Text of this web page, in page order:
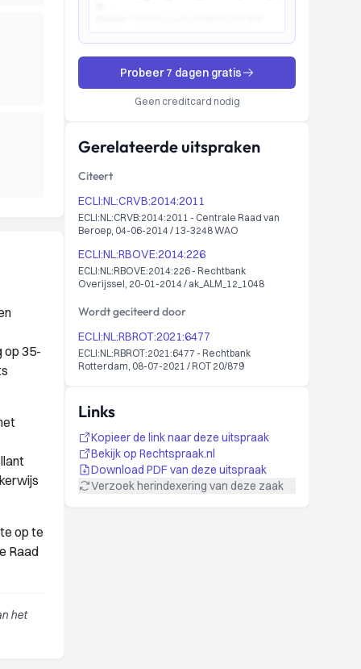
op 35-
op te
Raad
het
Probeer 7 dagen gratis
Geen creditcard nodig
Gerelateerde uitspraken
Citeert
ECLI:NL:CRVB:2014:2011
ECLI:NL:CRVB:2014:2011 - Centrale Raad van
Beroep, 04-06-2014 / 13-3248 WAO
ECLI:NL:RBOVE:2014:226
ECLI:NL:RBOVE:2014:226 - Rechtbank
Overijssel, 20-01-2014 / ak_ALM_12_1048
Wordt geciteerd door
ECLI:NL:RBROT:2021:6477
ECLI:NL:RBROT:2021:6477 - Rechtbank
Rotterdam, 08-07-2021 / ROT 20/879
Links
Kopieer de link naar deze uitspraak
Bekijk op Rechtspraak.nl
Download PDF van deze uitspraak
Verzoek herindexering van deze zaak